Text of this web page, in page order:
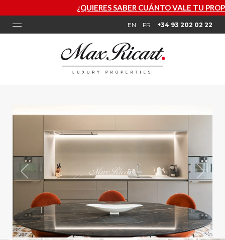
¿QUIERES SABER CUÁNTO VALE TU PROPIEDAD? SOLICITA
EN FR +34 93 202 02 22